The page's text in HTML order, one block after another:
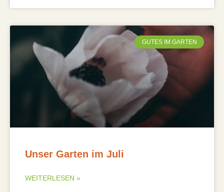
GUTES IM GARTEN
Unser Garten im Juli
WEITERLESEN »